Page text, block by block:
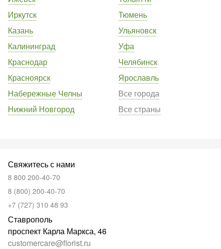
Иркутск
Казань
Калининград
Краснодар
Красноярск
Набережные Челны
Нижний Новгород
Тюмень
Ульяновск
Уфа
Челябинск
Ярославль
Все города
Все страны
Свяжитесь с нами
8 800 200-40-70
8 (800) 200-40-70
+7 (727) 310 48 93
Ставрополь
проспект Карла Маркса, 46
customercare@florist.ru